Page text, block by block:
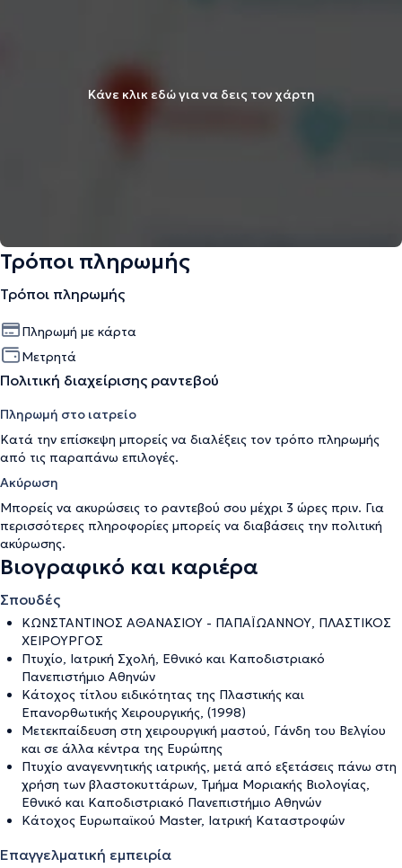
Κάνε κλικ εδώ για να δεις τον χάρτη
Τρόποι πληρωμής
Τρόποι πληρωμής
Πληρωμή με κάρτα
Μετρητά
Πολιτική διαχείρισης ραντεβού
Πληρωμή στο ιατρείο
Κατά την επίσκεψη μπορείς να διαλέξεις τον τρόπο πληρωμής
από τις παραπάνω επιλογές.
Ακύρωση
Μπορείς να ακυρώσεις το ραντεβού σου μέχρι 3 ώρες πριν. Για
περισσότερες πληροφορίες μπορείς να διαβάσεις την πολιτική
ακύρωσης.
Βιογραφικό και καριέρα
Σπουδές
ΚΩΝΣΤΑΝΤΙΝΟΣ AΘΑΝΑΣΙΟΥ - ΠΑΠΑΪΩΑΝΝΟΥ, ΠΛΑΣΤΙΚΟΣ
ΧΕΙΡΟΥΡΓΟΣ
Πτυχίο, Ιατρική Σχολή, Εθνικό και Καποδιστριακό
Πανεπιστήμιο Αθηνών
Κάτοχος τίτλου ειδικότητας της Πλαστικής και
Επανορθωτικής Χειρουργικής, (1998)
Μετεκπαίδευση στη χειρουργική μαστού, Γάνδη του Βελγίου
και σε άλλα κέντρα της Ευρώπης
Πτυχίο αναγεννητικής ιατρικής, μετά από εξετάσεις πάνω στη
χρήση των βλαστοκυττάρων, Τμήμα Μοριακής Βιολογίας,
Εθνικό και Καποδιστριακό Πανεπιστήμιο Αθηνών
Κάτοχος Ευρωπαϊκού Master, Ιατρική Καταστροφών
Επαγγελματική εμπειρία